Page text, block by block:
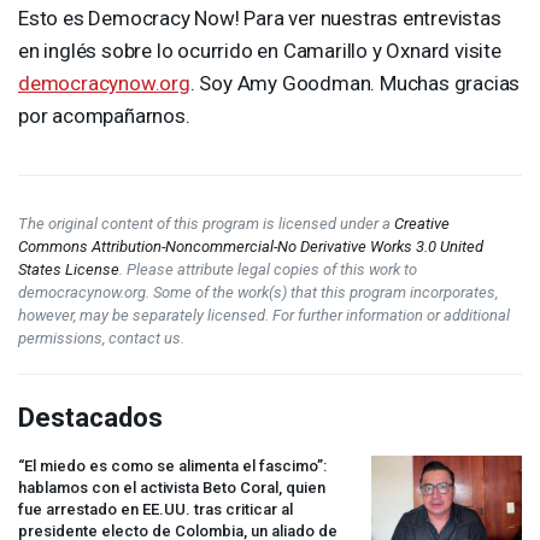
Esto es Democracy Now! Para ver nuestras entrevistas
en inglés sobre lo ocurrido en Camarillo y Oxnard visite
democracynow.org. Soy Amy Goodman. Muchas gracias
por acompañarnos.
The original content of this program is licensed under a Creative
Commons Attribution-Noncommercial-No Derivative Works 3.0 United
States License . Please attribute legal copies of this work to
democracynow.org. Some of the work(s) that this program incorporates,
however, may be separately licensed. For further information or additional
permissions, contact us.
Destacados
“El miedo es como se alimenta el fascimo”:
hablamos con el activista Beto Coral, quien
fue arrestado en EE.UU. tras criticar al
presidente electo de Colombia, un aliado de